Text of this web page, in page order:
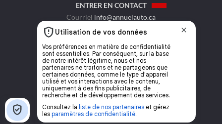
ENTRER EN CONTACT
Courriel info@annuelauto.ca